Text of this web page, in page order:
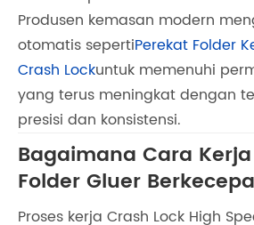
Produsen kemasan modern
otomatis sepertiPerekat Folder
Crash Lockuntuk memenuhi
yang terus meningkat dengan
presisi dan konsistensi.
Bagaimana Cara
Folder Gluer
Proses kerja Crash Lock High